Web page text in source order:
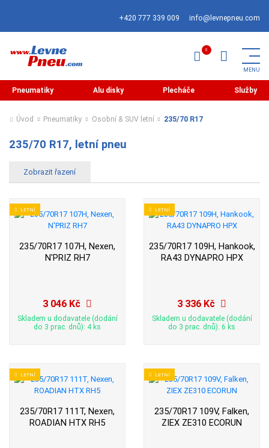
+420 777 339 009 info@levnepneu.com
Pneumatiky Alu disky Plecháče Služby
Úvod Pneumatiky Osobní & SUV letní 235/70 R17
235/70 R17, letní pneu
LETNÍ
235/70R17 107H, Nexen,
N'PRIZ RH7
3 046 Kč
Skladem u dodavatele (dodání
do 3 prac. dnů): 4 ks
LETNÍ
235/70R17 109H, Hankook,
RA43 DYNAPRO HPX
3 336 Kč
Skladem u dodavatele (dodání
do 3 prac. dnů): 6 ks
LETNÍ
235/70R17 111T, Nexen,
ROADIAN HTX RH5
LETNÍ
235/70R17 109V, Falken,
ZIEX ZE310 ECORUN